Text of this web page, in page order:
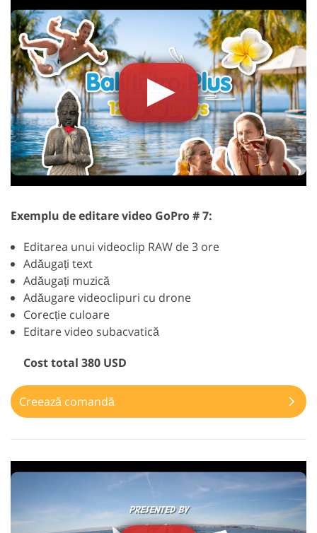
Exemplu de editare video GoPro # 7:
Editarea unui videoclip RAW de 3 ore
Adăugați text
Adăugați muzică
Adăugare videoclipuri cu drone
Corecție culoare
Editare video subacvatică
Cost total 380 USD
Creează comandă